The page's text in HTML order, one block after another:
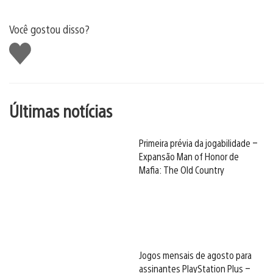
Você gostou disso?
Curtir
Últimas notícias
Primeira prévia da jogabilidade –
Expansão Man of Honor de
Mafia: The Old Country
Jogos mensais de agosto para
assinantes PlayStation Plus –